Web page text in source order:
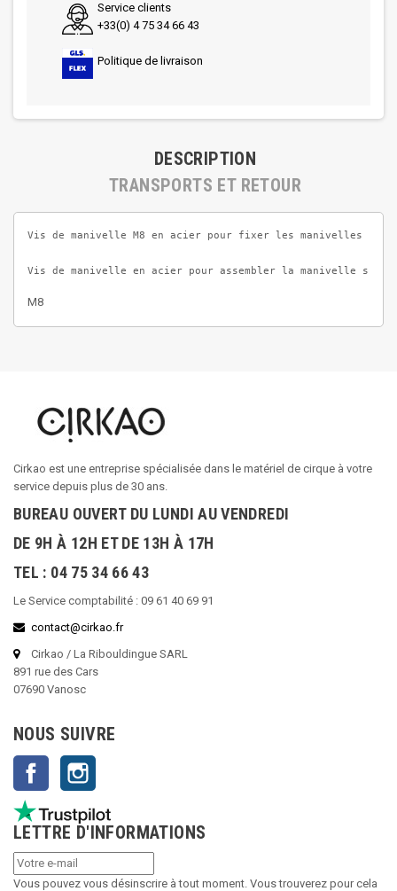
Service clients
+33(0) 4 75 34 66 43
Politique de livraison
DESCRIPTION
TRANSPORTS ET RETOUR
Vis de manivelle M8 en acier pour fixer les manivelles sur
Vis de manivelle en acier pour assembler la manivelle sur
M8
Cirkao est une entreprise spécialisée dans le matériel de cirque à votre
service depuis plus de 30 ans.
BUREAU OUVERT DU LUNDI AU VENDREDI
DE 9H À 12H ET DE 13H À 17H
TEL : 04 75 34 66 43
Le Service comptabilité : 09 61 40 69 91
contact@cirkao.fr
Cirkao / La Ribouldingue SARL
891 rue des Cars
07690 Vanosc
NOUS SUIVRE
Facebook
LETTRE D'INFORMATIONS
Vous pouvez vous désinscrire à tout moment. Vous trouverez pour cela